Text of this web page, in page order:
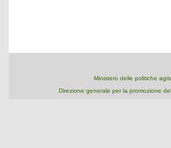
Ministero delle politiche
Direzione generale per la promozione